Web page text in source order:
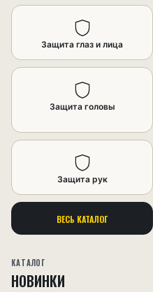
Защита глаз и лица
Защита головы
Защита рук
ВЕСЬ КАТАЛОГ
КАТАЛОГ
НОВИНКИ